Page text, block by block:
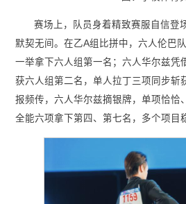
赛场上，队员身着精致赛服自信登
默契无间。在乙A组比拼中，六人伦巴
一举拿下六人组第一名；六人华尔兹凭
获六人组第二名，单人拉丁三项同步斩
报频传，六人华尔兹摘银牌，单项恰恰
全能六项拿下第四、第七名，多个项目